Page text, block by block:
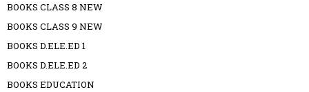
BOOKS CLASS 8 NEW
BOOKS CLASS 9 NEW
BOOKS D.ELE.ED 1
BOOKS D.ELE.ED 2
BOOKS EDUCATION